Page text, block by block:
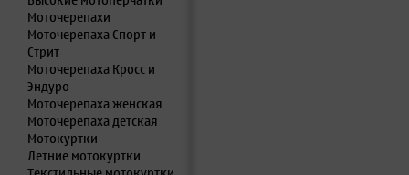
Моточерепахи
Моточерепаха Спорт и
Стрит
Моточерепаха Кросс и
Эндуро
Моточерепаха женская
Моточерепаха детская
Мотокуртки
Летние мотокуртки